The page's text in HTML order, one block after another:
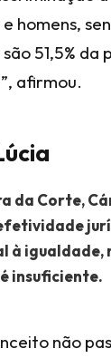
homens,
51,5% da
afirmou.
da Corte,
à igualdade,
insuficiente.
não